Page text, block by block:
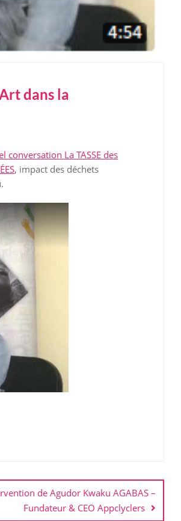
dans la
conversation La TASSE des
, impact des déchets
de Agudor Kwaku AGABAS –
Fundateur & CEO Appclyclers